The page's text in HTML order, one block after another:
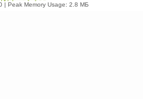
| Peak Memory Usage: 2.8 МБ